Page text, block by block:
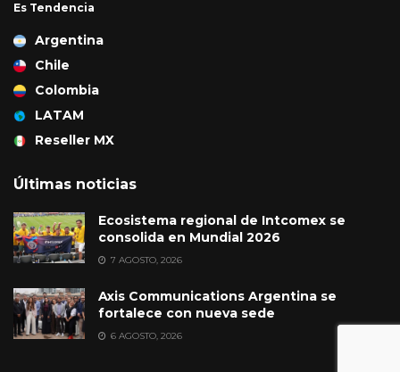
Es Tendencia
Argentina
Chile
Colombia
LATAM
Reseller MX
Últimas noticias
Ecosistema regional de Intcomex se
consolida en Mundial 2026
7 AGOSTO, 2026
Axis Communications Argentina se
fortalece con nueva sede
6 AGOSTO, 2026